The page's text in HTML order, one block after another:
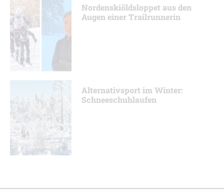
Nordenskiöldsloppet aus den
Augen einer Trailrunnerin
Alternativsport im Winter:
Schneeschuhlaufen